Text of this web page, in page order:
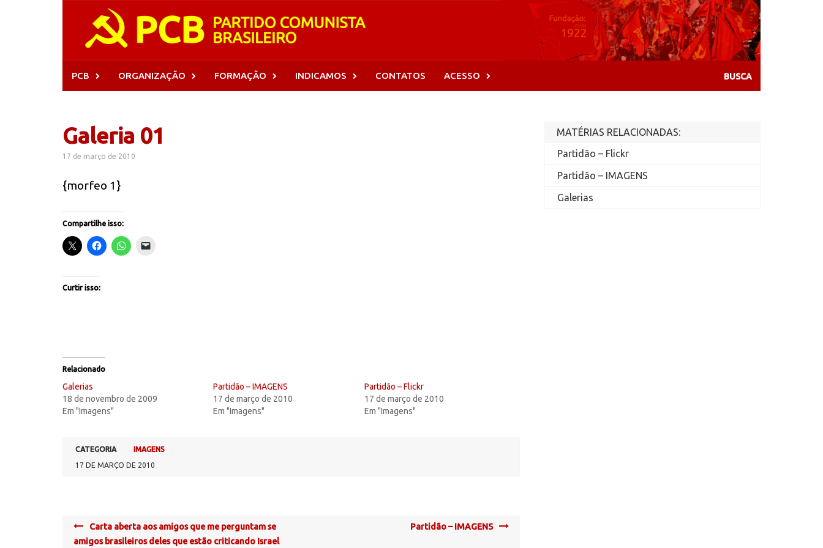
PCB ORGANIZAÇÃO FORMAÇÃO INDICAMOS CONTATOS ACESSO
Galeria 01
17 de março de 2010
{morfeo 1}
Compartilhe isso:
Curtir isso:
Relacionado
Galerias
18 de novembro de 2009
Em "Imagens"
Partidão – IMAGENS
17 de março de 2010
Em "Imagens"
Partidão – Flickr
17 de março de 2010
Em "Imagens"
CATEGORIA
IMAGENS
17 DE MARÇO DE 2010
Post
navigation
Carta aberta aos amigos que me perguntam se
amigos brasileiros deles que estão criticando Israel
Partidão – IMAGENS
MATÉRIAS RELACIONADAS:
Partidão – Flickr
Partidão – IMAGENS
Galerias